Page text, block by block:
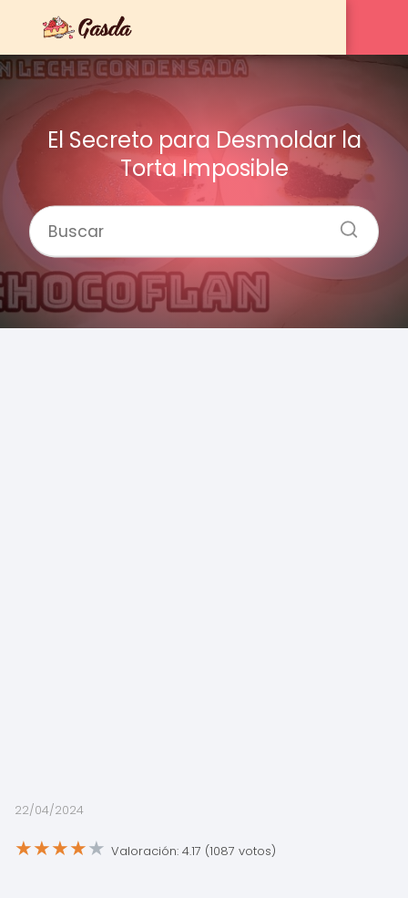
El Secreto para Desmoldar la
Torta Imposible
22/04/2024
★★★★★ Valoración: 4.17 (1087 votos)